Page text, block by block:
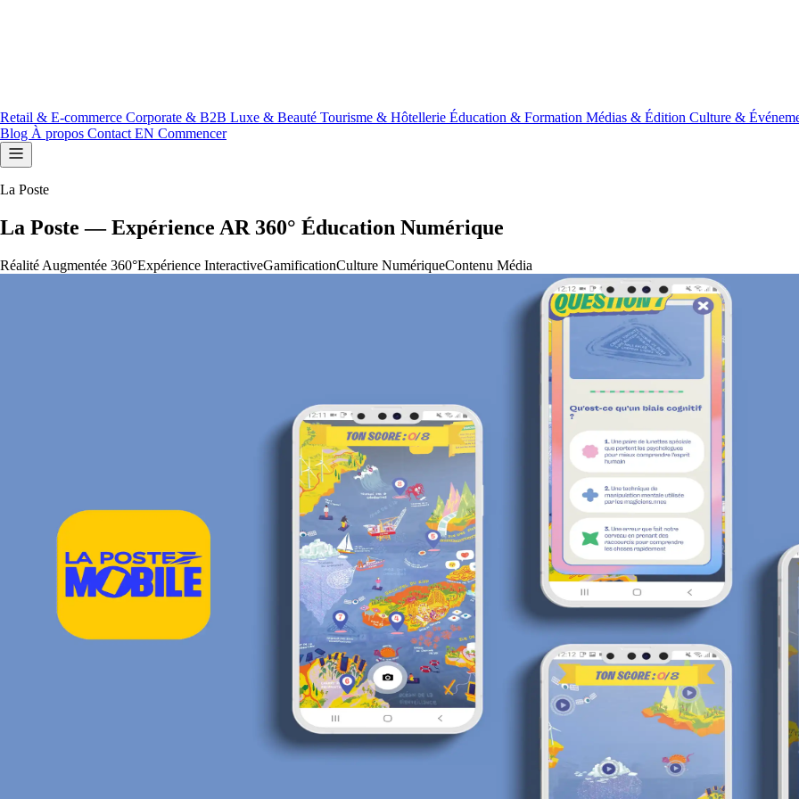
Retail & E-commerce Corporate & B2B Luxe & Beauté Tourisme & Hôtellerie Éducation & Formation Médias & Édition Culture &
Blog À propos Contact EN Commencer
La Poste
La Poste — Expérience AR 360° Éducation Numérique
Réalité Augmentée 360°Expérience InteractiveGamificationCulture NumériqueContenu Média